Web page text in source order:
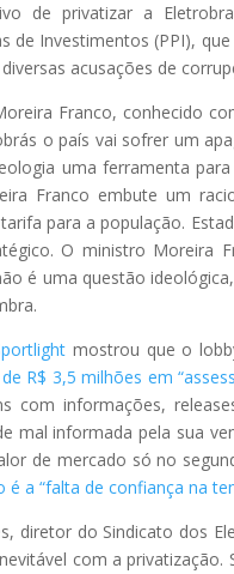
de privatizar a
de Investimentos (PPI),
acusações de
Franco, conhecido
o país vai sofrer um
uma ferramenta
Franco embute um
para a população.
O ministro Moreira
é uma questão
mostrou que o
R$ 3,5 milhões em
com informações,
mal informada pela sua
de mercado só no
é a “falta de confiança na
diretor do Sindicato dos
com a privatização.